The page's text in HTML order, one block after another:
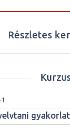
Részletes